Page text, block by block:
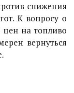
снижения
К вопросу о
на топливо
вернуться